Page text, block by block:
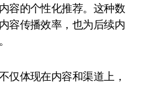
容的个性化推荐。这种数
容传播效率，也为后续内
仅体现在内容和渠道上，